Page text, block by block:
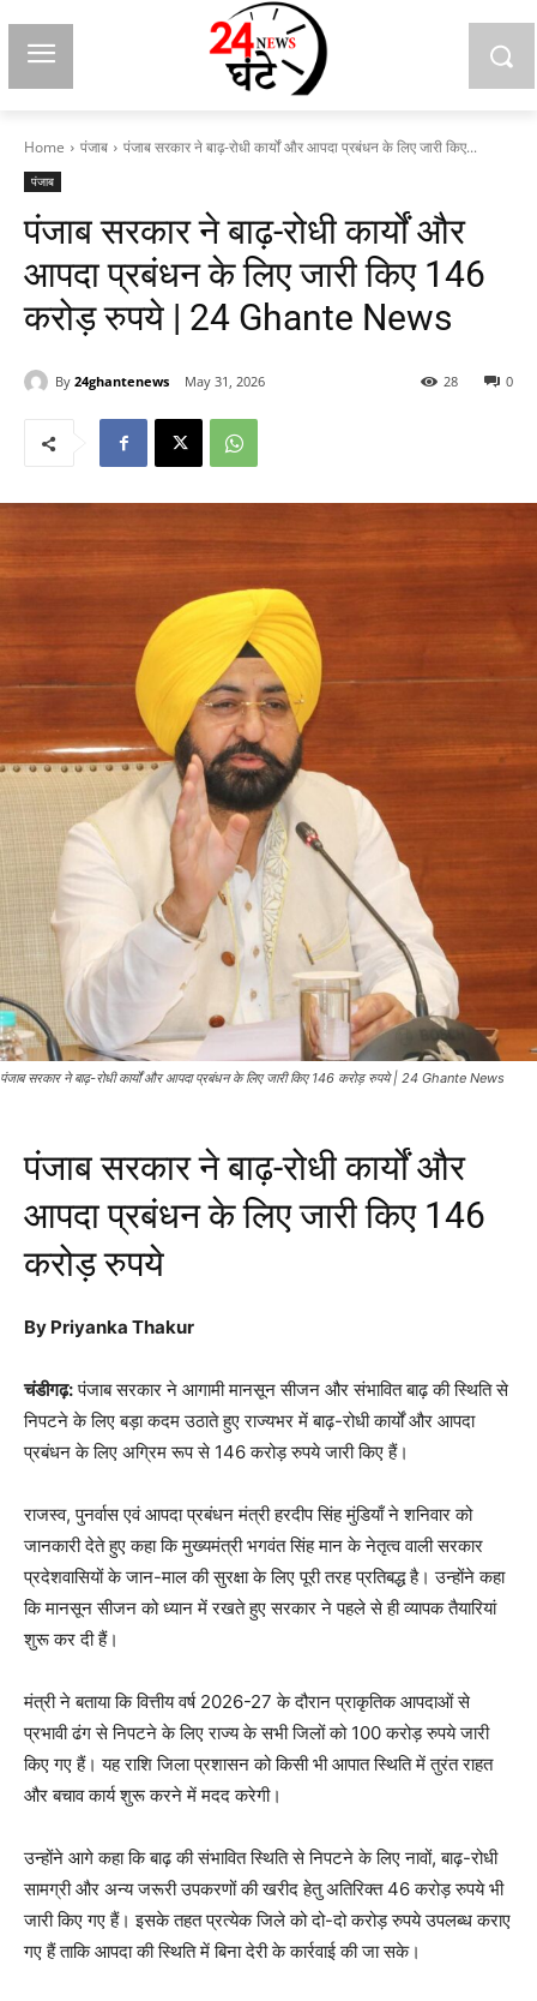
Home पंजाब पंजाब सरकार ने बाढ़-रोधी कार्यों और आपदा प्रबंधन के लिए जारी किए...
पंजाब
पंजाब सरकार ने बाढ़-रोधी कार्यों और
आपदा प्रबंधन के लिए जारी किए 146
करोड़ रुपये | 24 Ghante News
By 24ghantenews May 31, 2026 0
28
पंजाब सरकार ने बाढ़-रोधी कार्यों और आपदा प्रबंधन के लिए जारी किए 146 करोड़ रुपये | 24 Ghante News
पंजाब सरकार ने बाढ़-रोधी कार्यों और
आपदा प्रबंधन के लिए जारी किए 146
करोड़ रुपये
By Priyanka Thakur
चंडीगढ़:पंजाब सरकार ने आगामी मानसून सीजन और संभावित बाढ़ की स्थिति से
निपटने के लिए बड़ा कदम उठाते हुए राज्यभर में बाढ़-रोधी कार्यों और आपदा
प्रबंधन के लिए अग्रिम रूप से 146 करोड़ रुपये जारी किए हैं।
राजस्व, पुनर्वास एवं आपदा प्रबंधन मंत्री हरदीप सिंह मुंडियाँ ने शनिवार को
जानकारी देते हुए कहा कि मुख्यमंत्री भगवंत सिंह मान के नेतृत्व वाली सरकार
प्रदेशवासियों के जान-माल की सुरक्षा के लिए पूरी तरह प्रतिबद्ध है। उन्होंने कहा
कि मानसून सीजन को ध्यान में रखते हुए सरकार ने पहले से ही व्यापक तैयारियां
शुरू कर दी हैं।
मंत्री ने बताया कि वित्तीय वर्ष 2026-27 के दौरान प्राकृतिक आपदाओं से
प्रभावी ढंग से निपटने के लिए राज्य के सभी जिलों को 100 करोड़ रुपये जारी
किए गए हैं। यह राशि जिला प्रशासन को किसी भी आपात स्थिति में तुरंत राहत
और बचाव कार्य शुरू करने में मदद करेगी।
उन्होंने आगे कहा कि बाढ़ की संभावित स्थिति से निपटने के लिए नावों, बाढ़-रोधी
सामग्री और अन्य जरूरी उपकरणों की खरीद हेतु अतिरिक्त 46 करोड़ रुपये भी
जारी किए गए हैं। इसके तहत प्रत्येक जिले को दो-दो करोड़ रुपये उपलब्ध कराए
गए हैं ताकि आपदा की स्थिति में बिना देरी के कार्रवाई की जा सके।